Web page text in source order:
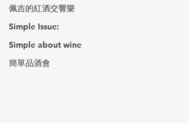
佩吉的紅酒交響樂
Simple Issue:
Simple about wine
簡單品酒會